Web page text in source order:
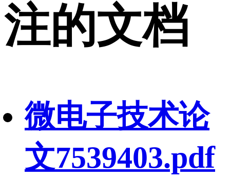
注的文档
微电子技术论
文7539403.pdf